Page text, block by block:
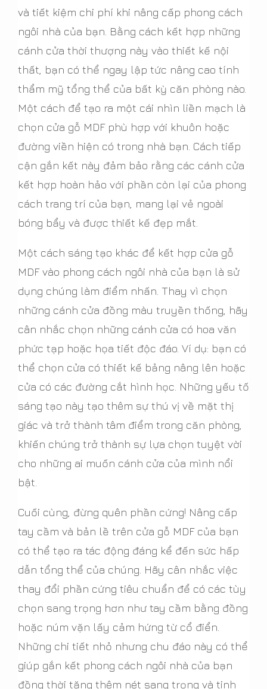
và tiết kiệm chi phí khi nâng cấp phong cách
ngôi nhà của bạn. Bằng cách kết hợp những
cánh cửa thời thượng này vào thiết kế nội
thất, bạn có thể ngay lập tức nâng cao tính
thẩm mỹ tổng thể của bất kỳ căn phòng nào.
Một cách để tạo ra một cái nhìn liền mạch là
chọn cửa gỗ MDF phù hợp với khuôn hoặc
đường viền hiện có trong nhà bạn. Cách tiếp
cận gắn kết này đảm bảo rằng các cánh cửa
kết hợp hoàn hảo với phần còn lại của phong
cách trang trí của bạn, mang lại vẻ ngoài
bóng bẩy và được thiết kế đẹp mắt.
Một cách sáng tạo khác để kết hợp cửa gỗ
MDF vào phong cách ngôi nhà của bạn là sử
dụng chúng làm điểm nhấn. Thay vì chọn
những cánh cửa đồng màu truyền thống, hãy
cân nhắc chọn những cánh cửa có hoa văn
phức tạp hoặc họa tiết độc đáo. Ví dụ: bạn có
thể chọn cửa có thiết kế bảng nâng lên hoặc
cửa có các đường cắt hình học. Những yếu tố
sáng tạo này tạo thêm sự thú vị về mặt thị
giác và trở thành tâm điểm trong căn phòng,
khiến chúng trở thành sự lựa chọn tuyệt vời
cho những ai muốn cánh cửa của mình nổi
bật.
Cuối cùng, đừng quên phần cứng! Nâng cấp
tay cầm và bản lề trên cửa gỗ MDF của bạn
có thể tạo ra tác động đáng kể đến sức hấp
dẫn tổng thể của chúng. Hãy cân nhắc việc
thay đổi phần cứng tiêu chuẩn để có các tùy
chọn sang trọng hơn như tay cầm bằng đồng
hoặc núm vặn lấy cảm hứng từ cổ điển.
Những chi tiết nhỏ nhưng chu đáo này có thể
giúp gắn kết phong cách ngôi nhà của bạn
đồng thời tăng thêm nét sang trọng và tinh